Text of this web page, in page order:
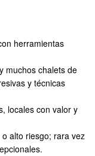
herramientas
muchos chalets de
y técnicas
locales con valor y
alto riesgo; rara vez